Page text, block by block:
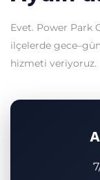
Evet. Power Park
ilçelerde
hizmeti veriyoruz.